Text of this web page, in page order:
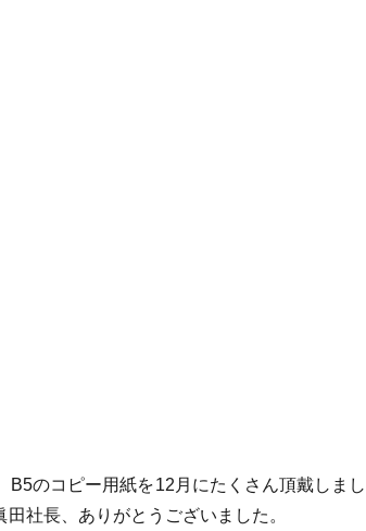
B5のコピー用紙を12月にたくさん頂戴しま
社長、ありがとうございました。